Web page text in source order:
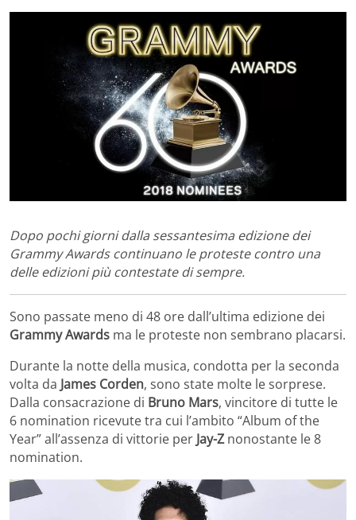
Dopo pochi giorni dalla sessantesima edizione dei
Grammy Awards continuano le proteste contro una
delle edizioni più contestate di sempre.
Sono passate meno di 48 ore dall’ultima edizione dei
Grammy Awards ma le proteste non sembrano placarsi.
Durante la notte della musica, condotta per la seconda
volta da James Corden, sono state molte le sorprese.
Dalla consacrazione di Bruno Mars, vincitore di tutte le
6 nomination ricevute tra cui l’ambito “Album of the
Year” all’assenza di vittorie per Jay-Znonostante le 8
nomination.